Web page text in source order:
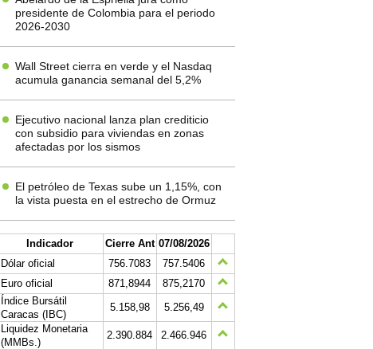
presidente de Colombia para el periodo
2026-2030
Wall Street cierra en verde y el Nasdaq
acumula ganancia semanal del 5,2%
Ejecutivo nacional lanza plan crediticio
con subsidio para viviendas en zonas
afectadas por los sismos
El petróleo de Texas sube un 1,15%, con
la vista puesta en el estrecho de Ormuz
Indicador Cierre Ant 07/08/2026
Dólar oficial
756.7083
757.5406
Euro oficial
871,8944
875,2170
Índice Bursátil
Caracas (IBC)
5.158,98
5.256,49
Liquidez Monetaria
(MMBs.)
2.390.884
2.466.946